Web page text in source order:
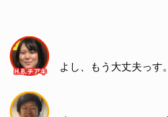
よし、もう大丈夫っす。